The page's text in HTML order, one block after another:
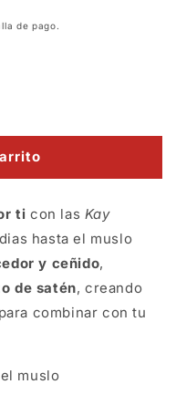
de pago.
ti con las Kay
hasta el muslo
y ceñido,
de satén, creando
combinar con tu
muslo